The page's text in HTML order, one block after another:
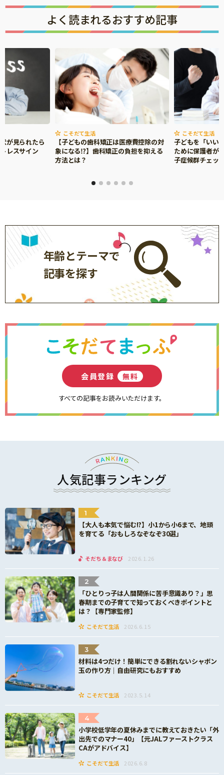
よく読まれるおすすめ記事
が見られたら
レスサイン
こそだて生活
【子どもの歯科矯正は医療費控除の対
象になる⁉】歯科矯正の負担を抑える
方法とは？
こそだて生活
子どもを「いい
ために保護者が
子症候群チェッ
年齢とテーマで
記事を探す
会員登録 無料
すべての記事をお読みいただけます。
人気記事ランキング
1
【大人も本気で悩む!?】小1から小6まで、地頭
を育てる「おもしろなぞなぞ30選」
そだち＆まなび 2026.1.26
2
「ひとりっ子は人間関係に苦手意識あり？」思
春期までの子育てで知っておくべきポイントと
は？【専門家監修】
こそだて生活 2026.6.15
3
材料は4つだけ！簡単にできる割れないシャボン
玉の作り方｜自由研究にもおすすめ
こそだて生活 2023.5.14
4
小学校低学年の夏休みまでに教えておきたい「外
出先でのマナー40」【元JALファーストクラス
CAがアドバイス】
こそだて生活 2026.6.8